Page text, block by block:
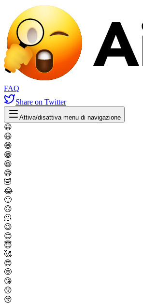
FAQ
Share on Twitter
Attiva/disattiva menu di navigazione
😀
😃
😄
😁
😆
😅
🤣
😂
🙂
🙃
🫠
😉
😊
😇
🥰
😍
🤩
😘
😗
😚